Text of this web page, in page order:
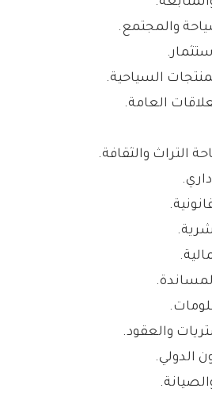
والمجتمع.
السياحية.
العامة.
التراث والثقافة.
والعقود.
الدولي.